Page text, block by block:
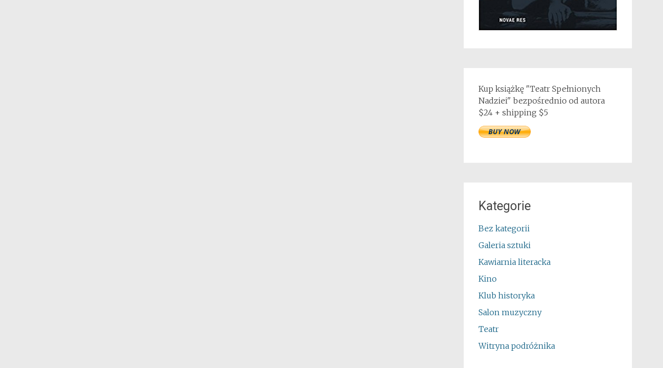
Kup książkę "Teatr Spełnionych
Nadziei" bezpośrednio od autora
$24 + shipping $5
Kategorie
Bez kategorii
Galeria sztuki
Kawiarnia literacka
Kino
Klub historyka
Salon muzyczny
Teatr
Witryna podróżnika